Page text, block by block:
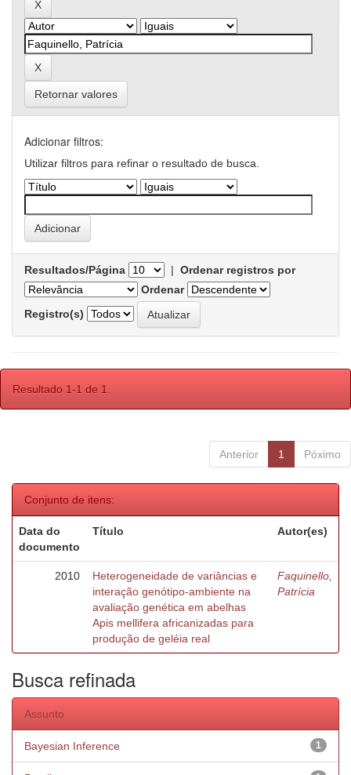
Retornar valores
Adicionar filtros:
Utilizar filtros para refinar o resultado de busca.
Resultados/Página | Ordenar registros por
Ordenar
Registro(s)
Resultado 1-1 de 1.
Anterior 1 Póximo
Conjunto de itens:
Data do
documento
Título Autor(es)
2010
Heterogeneidade de variâncias e
interação genótipo-ambiente na
avaliação genética em abelhas
Apis mellifera africanizadas para
produção de geléia real
Faquinello,
Patrícia
Busca refinada
Assunto
1
Bayesian Inference